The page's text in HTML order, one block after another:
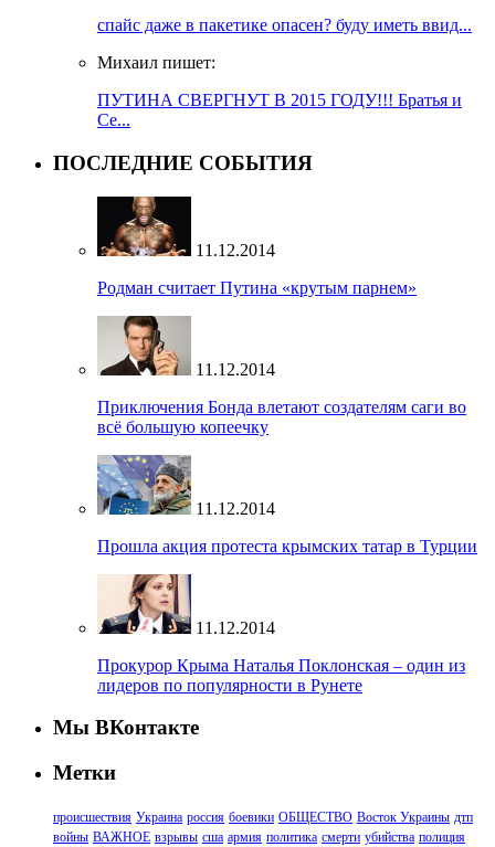
спайс даже в пакетике опасен? буду иметь ввид...
Михаил пишет:
ПУТИНА СВЕРГНУТ В 2015 ГОДУ!!! Братья и
Се...
ПОСЛЕДНИЕ СОБЫТИЯ
11.12.2014
Родман считает Путина «крутым парнем»
11.12.2014
Приключения Бонда влетают создателям саги во
всё большую копеечку
11.12.2014
Прошла акция протеста крымских татар в Турции
11.12.2014
Прокурор Крыма Наталья Поклонская – один из
лидеров по популярности в Рунете
Мы ВКонтакте
Метки
происшествия Украина россия боевики ОБЩЕСТВО Восток Украины дтп
войны ВАЖНОЕ взрывы сша армия политика смерти убийства полиция